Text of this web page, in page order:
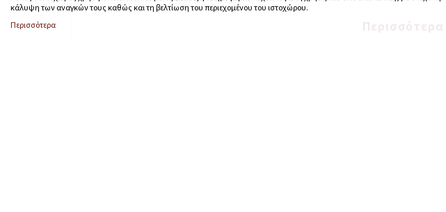
κάλυψη των αναγκών τους καθώς και τη βελτίωση του περιεχομένου του ιστοχώρου.
Περισσότερα